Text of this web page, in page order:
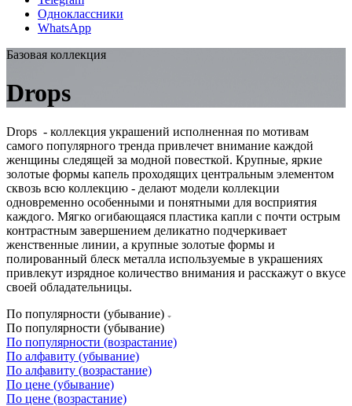
Одноклассники
WhatsApp
Базовая коллекция
Drops
Drops - коллекция украшений исполненная по мотивам
самого популярного тренда привлечет внимание каждой
женщины следящей за модной повесткой. Крупные, яркие
золотые формы капель проходящих центральным элементом
сквозь всю коллекцию - делают модели коллекции
одновременно особенными и понятными для восприятия
каждого. Мягко огибающаяся пластика капли с почти острым
контрастным завершением деликатно подчеркивает
женственные линии, а крупные золотые формы и
полированный блеск металла используемые в украшениях
привлекут изрядное количество внимания и расскажут о вкусе
своей обладательницы.
По популярности (убывание)
По популярности (убывание)
По популярности (возрастание)
По алфавиту (убывание)
По алфавиту (возрастание)
По цене (убывание)
По цене (возрастание)